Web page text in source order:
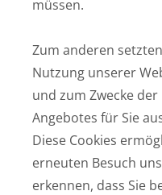
müssen.
Zum anderen
Nutzung unserer
und zum Zwecke
Angebotes für Sie
Diese Cookies
erneuten Besuch
erkennen, dass Sie